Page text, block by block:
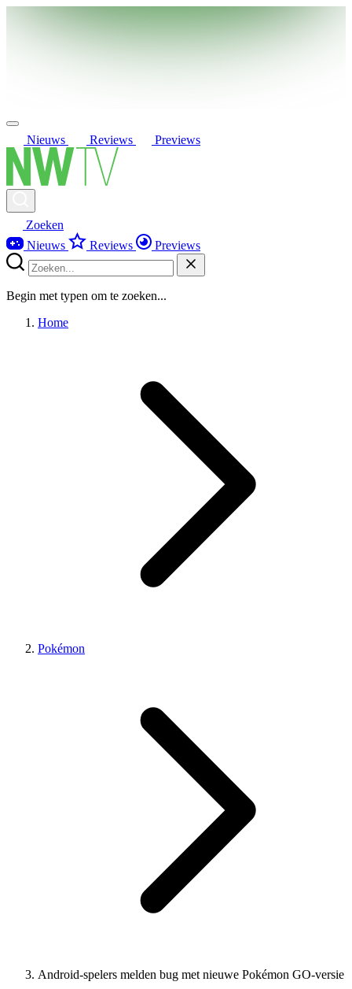
Nieuws Reviews Previews
Zoeken
Nieuws
Reviews Previews
Begin met typen om te zoeken...
Home
Pokémon
Android-spelers melden bug met nieuwe Pokémon GO-versie